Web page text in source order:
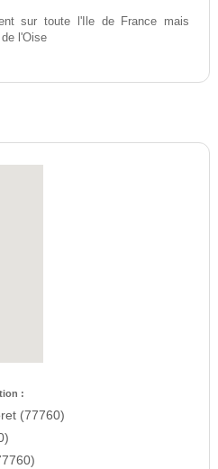
sur toute l'Ile de France mais
l'Oise
:
(77760)